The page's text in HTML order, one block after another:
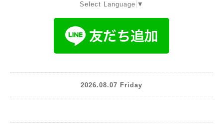
Select Language ▼
2026.08.07 Friday